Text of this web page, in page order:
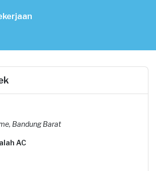
Bandung Barat
AC